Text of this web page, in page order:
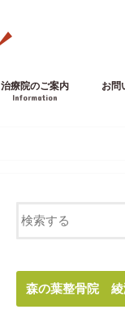
治療院のご案内
Information
お問
森の葉整骨院 綾